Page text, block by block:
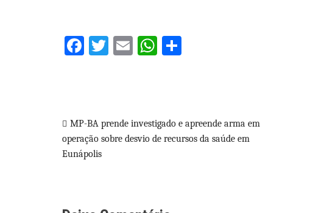
Facebook
Twitter
EmailWhatsApp
Navegação
de
MP-BA prende investigado e apreende arma em
operação sobre desvio de recursos da saúde em
Eunápolis